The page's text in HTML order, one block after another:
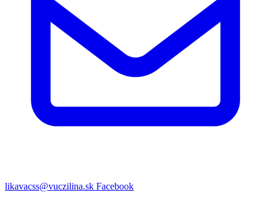
likavacss@vuczilina.sk Facebook